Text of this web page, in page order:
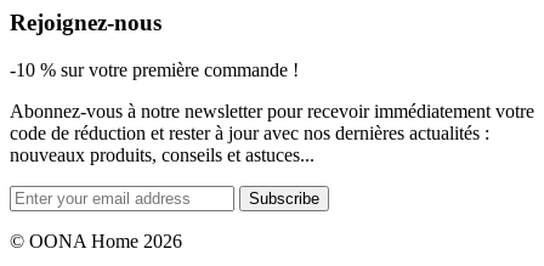
Rejoignez-nous
-10 % sur votre première commande !
Abonnez-vous à notre newsletter pour recevoir immédiatement votre
code de réduction et rester à jour avec nos dernières actualités :
nouveaux produits, conseils et astuces...
Subscribe
© OONA Home 2026